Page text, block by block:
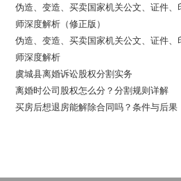
伪造、变造、买卖国家机关公文、证件
师深度解析（修正版）
伪造、变造、买卖国家机关公文、证件
师深度解析
虞城县离婚诉讼股权分割实务
离婚时公司股权怎么分？分割规则详解
买房后想退房能解除合同吗？条件与后果